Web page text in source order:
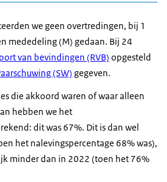
we geen overtredingen, bij 1
mededeling (M) gedaan. Bij 24
van bevindingen (RVB) opgesteld
(SW) gegeven.
die akkoord waren of waar alleen
hebben we het
dit was 67%. Dit is dan wel
het nalevingspercentage 68% was),
minder dan in 2022 (toen het 76%